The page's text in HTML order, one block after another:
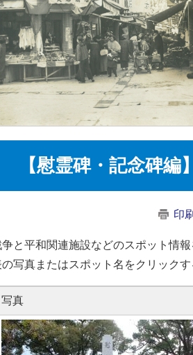
【慰霊碑・記念碑
印
と平和関連施設などのスポット情報
の写真またはスポット名をクリック
写真